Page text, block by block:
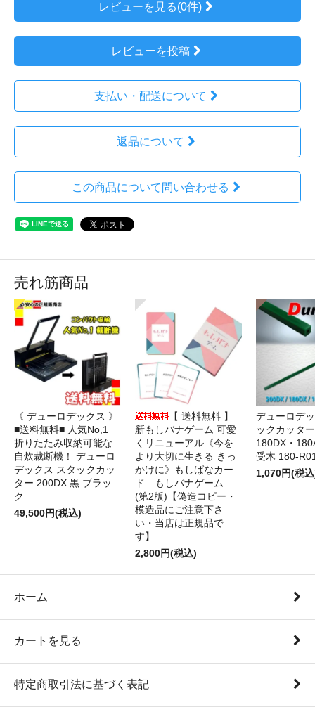
レビューを見る(0件)
レビューを投稿
支払い・配送について
返品について
この商品について問い合わせる
売れ筋商品
《 デューロデックス 》
■送料無料■ 人気No,1
折りたたみ収納可能な
自炊裁断機！ デューロ
デックス スタックカッ
ター 200DX 黒 ブラッ
ク
49,500円(税込)
【 送料無料 】
新もしバナゲーム 可愛
くリニューアル《今を
より大切に生きる きっ
かけに》もしばなカー
ド もしバナゲーム
(第2版)【偽造コピー・
模造品にご注意下さ
い・当店は正規品で
す】
2,800円(税込)
デューロデ
ックカッタ
180DX・
受木 180-
1,070円(税
ホーム
カートを見る
特定商取引法に基づく表記